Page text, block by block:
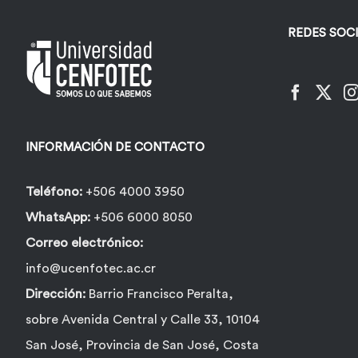
INFORMACIÓN DE CONTACTO
Teléfono: +506 4000 3950
WhatsApp: +506 6000 8050
Correo electrónico:
info@ucenfotec.ac.cr
Dirección: Barrio Francisco Peralta,
sobre Avenida Central y Calle 33, 10104
San José, Provincia de San José, Costa
REDES